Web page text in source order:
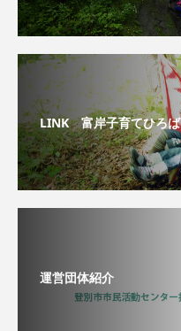
LINK 富岸子育てひろば
運営団体紹介